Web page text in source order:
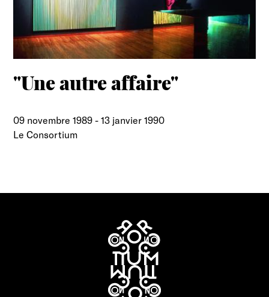
"Une autre affaire"
09 novembre 1989 -13 janvier 1990
Le Consortium